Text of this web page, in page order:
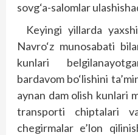
sovg‘a-salomlar
Keyingi yillarda
Navro‘z munosabati
kunlari
bardavom bo‘lishini
aynan dam olish kunlari
transporti chiptalari
chegirmalar e’lon